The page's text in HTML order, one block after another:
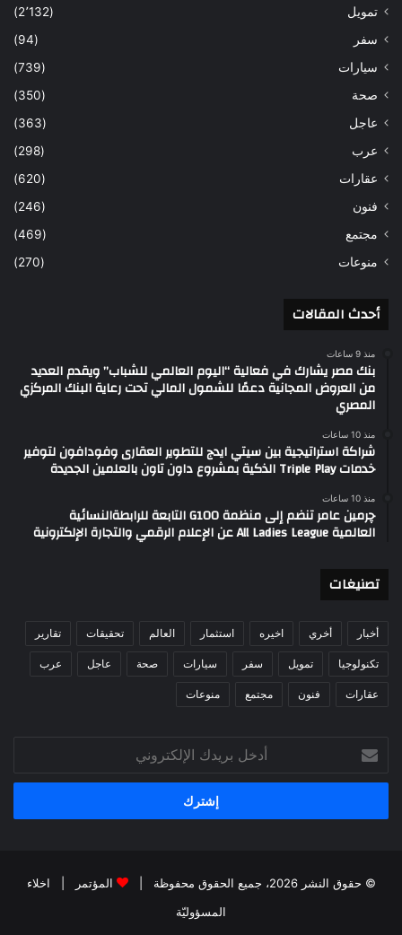
تمويل
(2٬132)
سفر
(94)
سيارات
(739)
صحة
(350)
عاجل
(363)
عرب
(298)
عقارات
(620)
فنون
(246)
مجتمع
(469)
منوعات
(270)
أحدث المقالات
منذ 9 ساعات
بنك مصر يشارك في فعالية “اليوم العالمي للشباب” ويقدم العديد
من العروض المجانية دعمًا للشمول المالي تحت رعاية البنك المركزي
المصري
منذ 10 ساعات
شراكة استراتيجية بين سيتي ايدج للتطوير العقارى وفودافون لتوفير
خدمات Triple Play الذكية بمشروع داون تاون بالعلمين الجديدة
منذ 10 ساعات
چرمين عامر تنضم إلى منظمة G100 التابعة للرابطةالنسائية
العالمية All Ladies League عن الإعلام الرقمي والتجارة الإلكترونية
تصنيغات
أخبار أخري اخيره استثمار العالم تحقيقات تقارير
تكنولوجيا تمويل سفر سيارات صحة عاجل عرب
عقارات فنون مجتمع منوعات
بريدك
الإلكتروني
© حقوق النشر 2026، جميع الحقوق محفوظة | المؤتمر
اخلاء
المسؤوليّة